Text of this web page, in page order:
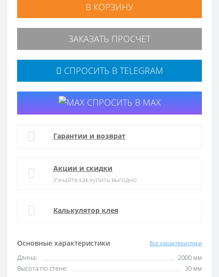
Основные характеристики Все характеристики
Длина:
2000 мм
Высота по стене:
30 мм
В КОРЗИНУ
ЗАКАЗАТЬ ПРОСЧЕТ
СПРОСИТЬ В TELEGRAM
СПРОСИТЬ В MAX
Гарантии и возврат
Акции и скидки
Узнайте как купить выгодно
Калькулятор клея